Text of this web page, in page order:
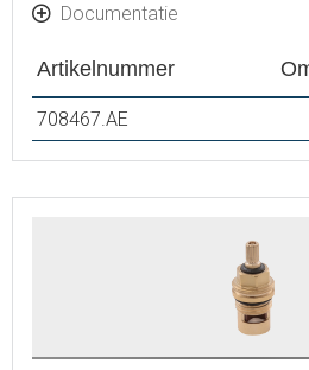
Documentatie
Artikelnummer
708467.AE